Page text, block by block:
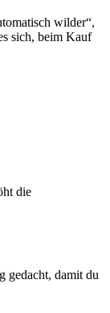
wilder“,
sich, beim Kauf
die
gedacht, damit du